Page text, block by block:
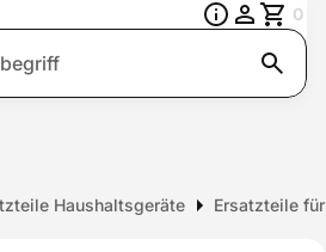
0
Haushaltsgeräte Ersatzteile